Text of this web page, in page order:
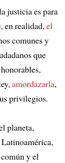
justicia es para
en realidad,el
comunes y
que
amordazarla,
privilegios.
planeta,
y el